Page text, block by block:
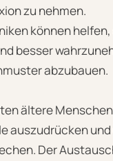
zu nehmen.
können helfen,
besser
abzubauen.
ältere
auszudrücken
Der